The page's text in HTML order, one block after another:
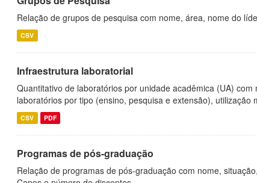
Relação de grupos de pesquisa com nome, área, nome do
CSV
Infraestrutura laboratorial
Quantitativo de laboratórios por unidade acadêmica (UA)
laboratórios por tipo (ensino, pesquisa e extensão), utilização
CSV PDF
Programas de pós-graduação
Relação de programas de pós-graduação com nome,